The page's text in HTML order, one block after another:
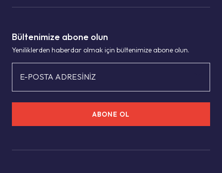
Bültenimize abone olun
Yeniliklerden haberdar olmak için bültenimize abone olun.
E-POSTA ADRESİNİZ
ABONE OL